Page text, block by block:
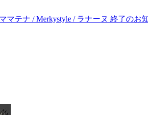
ママテナ / Merkystyle / ラナーヌ 終了のお